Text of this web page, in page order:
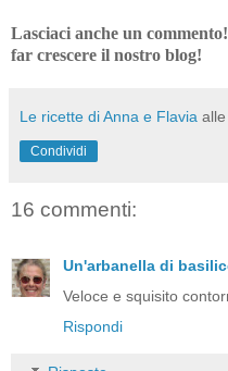
Lasciaci anche un
far crescere il nostro blog!
Le ricette di Anna e Flavia alle
Condividi
16 commenti:
Un'arbanella di
Veloce e squisito
Rispondi